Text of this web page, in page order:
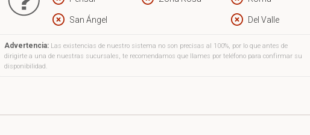
suppression.
San Ángel Del Valle
Advertencia: Las existencias de nuestro sistema no son precisas al 100%, por lo que antes de
dirigirte a una de nuestras sucursales, te recomendamos que llames por teléfono para confirmar su
disponibilidad.